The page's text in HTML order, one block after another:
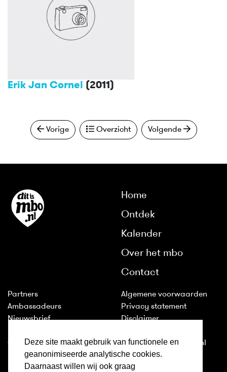
Deze site maakt gebruik van functionele en
geanonimiseerde analytische cookies.
Daarnaast willen wij ook graag
Erik Jan Cornel (2011)
Vorige Overzicht Volgende
Home
Ontdek
Kalender
Over het mbo
Contact
Partners
Ambassadeurs
Nieuwsbrief
Colofon
Algemene voorwaarden
Privacy statement
Disclaimer
2011-2026 © ditismbo.nl
Inloggen